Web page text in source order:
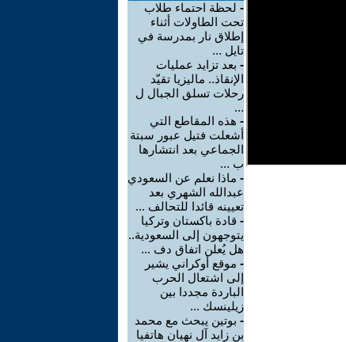
- لحظة احتماء طلاب
تحت الطاولات أثناء
إطلاق نار بمدرسة في
تايل ...
- بعد تزايد عمليات
الإنقاذ.. ماليزيا تقيّد
رحلات تسلق الجبال ل
...
- هذه المقاطع التي
أشعلت فتيل عبور سبتة
الجماعي بعد انتشارها
ب ...
- ماذا نعلم عن السعودي
عبدالله الشهري بعد
تعيينه قائدا للتحالف ...
- قادة باكستان وتركيا
يتوجهون إلى السعودية..
هل يُعلن اتفاق دف ...
- موقع أوكراني يشير
إلى اشتعال الحرب
الباردة مجددا بين
زيلينسك ...
- بوتين يبحث مع محمد
بن زايد آل نهيان هاتفيا